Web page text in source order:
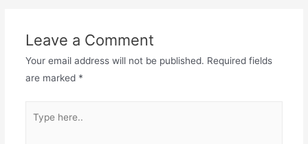
Leave a Comment
Your email address will not be published. Required fields
are marked *
here..